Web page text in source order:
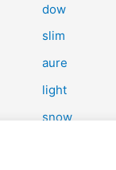
dow
slim
aure
light
snow